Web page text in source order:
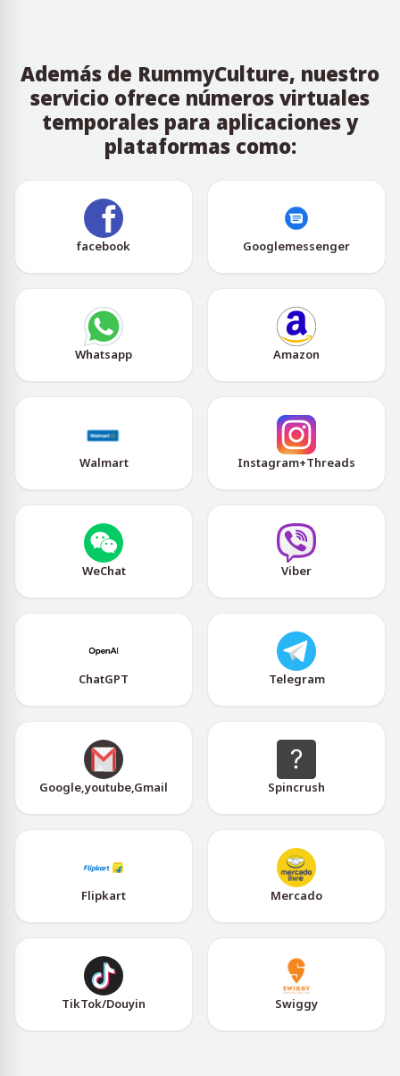
Además de RummyCulture, nuestro
servicio ofrece números virtuales
temporales para aplicaciones y
plataformas como:
facebook Googlemessenger
Whatsapp Amazon
Walmart Instagram+Threads
WeChat Viber
ChatGPT Telegram
Google,youtube,Gmail Spincrush
Flipkart Mercado
TikTok/Douyin Swiggy